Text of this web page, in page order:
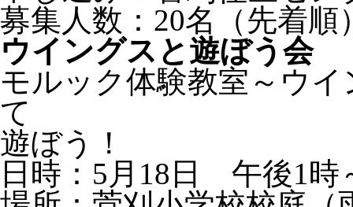
募集人数：20名（先着順
ウイングスと遊ぼう会
モルック体験教室～ウ
て
遊ぼう！
日時：5月18日 午後1時